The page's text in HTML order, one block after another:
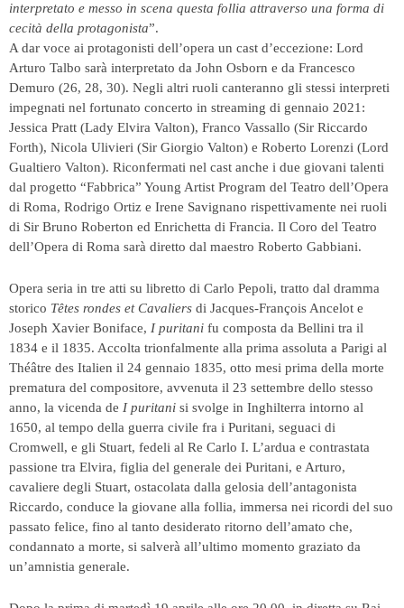
interpretato e messo in scena questa follia attraverso una forma di
cecità della protagonista”.
A dar voce ai protagonisti dell’opera un cast d’eccezione: Lord
Arturo Talbo sarà interpretato da John Osborn e da Francesco
Demuro (26, 28, 30). Negli altri ruoli canteranno gli stessi interpreti
impegnati nel fortunato concerto in streaming di gennaio 2021:
Jessica Pratt (Lady Elvira Valton), Franco Vassallo (Sir Riccardo
Forth), Nicola Ulivieri (Sir Giorgio Valton) e Roberto Lorenzi (Lord
Gualtiero Valton). Riconfermati nel cast anche i due giovani talenti
dal progetto “Fabbrica” Young Artist Program del Teatro dell’Opera
di Roma, Rodrigo Ortiz e Irene Savignano rispettivamente nei ruoli
di Sir Bruno Roberton ed Enrichetta di Francia. Il Coro del Teatro
dell’Opera di Roma sarà diretto dal maestro Roberto Gabbiani.
Opera seria in tre atti su libretto di Carlo Pepoli, tratto dal dramma
storico Têtes rondes et Cavaliers di Jacques-François Ancelot e
Joseph Xavier Boniface, I puritani fu composta da Bellini tra il
1834 e il 1835. Accolta trionfalmente alla prima assoluta a Parigi al
Théâtre des Italien il 24 gennaio 1835, otto mesi prima della morte
prematura del compositore, avvenuta il 23 settembre dello stesso
anno, la vicenda de I puritani si svolge in Inghilterra intorno al
1650, al tempo della guerra civile fra i Puritani, seguaci di
Cromwell, e gli Stuart, fedeli al Re Carlo I. L’ardua e contrastata
passione tra Elvira, figlia del generale dei Puritani, e Arturo,
cavaliere degli Stuart, ostacolata dalla gelosia dell’antagonista
Riccardo, conduce la giovane alla follia, immersa nei ricordi del suo
passato felice, fino al tanto desiderato ritorno dell’amato che,
condannato a morte, si salverà all’ultimo momento graziato da
un’amnistia generale.